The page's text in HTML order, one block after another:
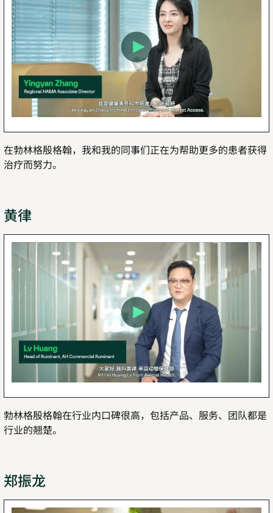
在勃林格殷格翰，我和我的同事们正在为帮助更多的患者获得
治疗而努力。
黄律
勃林格殷格翰在行业内口碑很高，包括产品、服务、团队都是
行业的翘楚。
郑振龙